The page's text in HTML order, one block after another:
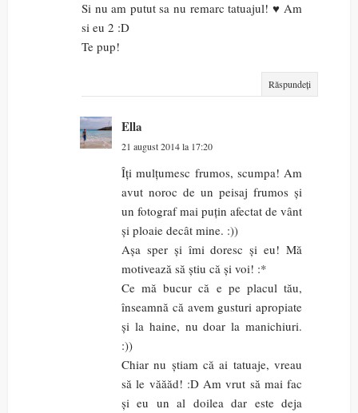
Si nu am putut sa nu remarc tatuajul! ♥ Am
si eu 2 :D
Te pup!
Răspundeți
Ella
21 august 2014 la 17:20
Îți mulțumesc frumos, scumpa! Am
avut noroc de un peisaj frumos și
un fotograf mai puțin afectat de vânt
și ploaie decât mine. :))
Așa sper și îmi doresc și eu! Mă
motivează să știu că și voi! :*
Ce mă bucur că e pe placul tău,
înseamnă că avem gusturi apropiate
și la haine, nu doar la manichiuri.
:))
Chiar nu știam că ai tatuaje, vreau
să le văăăd! :D Am vrut să mai fac
și eu un al doilea dar este deja